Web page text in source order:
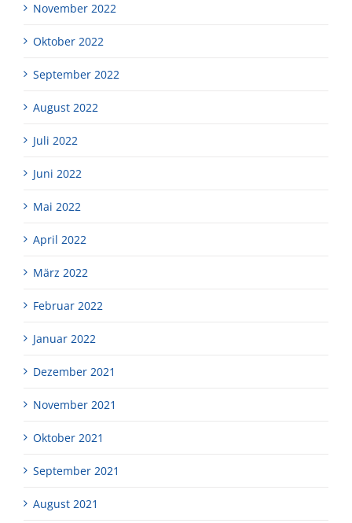
November 2022
Oktober 2022
September 2022
August 2022
Juli 2022
Juni 2022
Mai 2022
April 2022
März 2022
Februar 2022
Januar 2022
Dezember 2021
November 2021
Oktober 2021
September 2021
August 2021